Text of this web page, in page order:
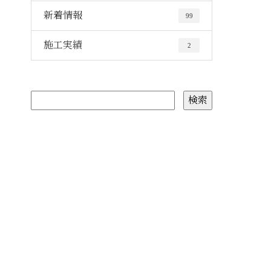
新着情報 99
施工実績 2